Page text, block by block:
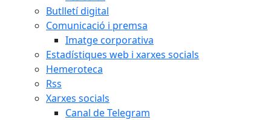
Butlletí digital
Comunicació i premsa
Imatge corporativa
Estadístiques web i xarxes socials
Hemeroteca
Rss
Xarxes socials
Canal de Telegram